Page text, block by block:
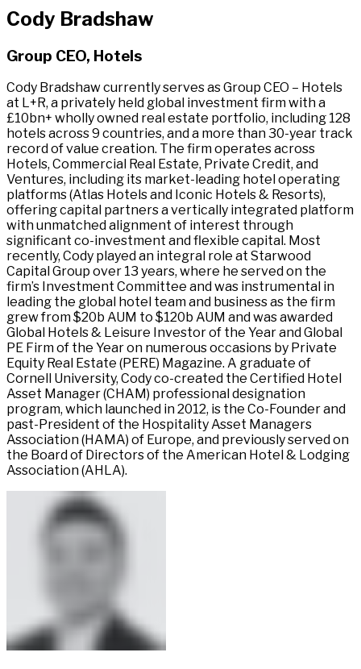
Cody Bradshaw​​​​‌ ‍ ​‍​‍‌‍ ‌ ​‍‌‍‍‌‌‍‌ ‌‍‍‌‌‍ ‍​‍​‍​ ‍‍​‍​‍‌ ​ ‌‍​‌‌‍ ‍‌‍‍‌‌ ‌​‌ ‍‌​‍ ‍‌‍‍‌‌‍ ​‍​‍​‍ ​​‍​‍‌‍‍​‌ ​‍‌‍‌‌‌‍‌‍​‍​‍​ ‍‍​‍​‍‌‍‍​‌ ‌​‌ ‌​‌ ​​‌ ​ ​ ‍‍​‍ ​‍ ‌‍ ​​‍ ‌‌‍​‌‌‍ ‍‌‍‌​​‍ ‌‌ ​‍​‍ ‌‌‍‍​‌‍ ‌ ‌​‌‍‌‌‌‍ ​‌ ​ ​‍ ‌‌ ​ ‌ ‌​‌ ‌‌‌‍‌​‌‍‍‌‌‍ ​‍ ‍‌ ‌‍‌‍‌‌‌ ​‍‌‍​ ‌‍‌‌‌‍ ​​‍ ‍‌‍​‌‌ ​​‌ ​​​‍ ‌‍‍‌‌‍ ‍‌ ‌​‌‍‌‌‌‍ ‍‌ ‌​​‍ ‌‍‌‌‌‍‌​‌‍‍‌‌ ‌​​‍ ‌‍ ‌‌‍ ‌‍‌​‌‍‌‌​ ‌‌ ​​‌ ​‍‌‍‌‌‌ ​ ‌‍‌‌‌‍ ‍‌ ‌​‌‍​‌‌ ‌​‌‍‍‌‌‍ ‌‍ ‍​ ‍ ‌‍‍‌‌‍‌​​ ‌​ ‍​​ ‌‌​ ‌‍​ ‌‍​ ​​​ ‍​​ ​​‌‍​‍​‍ ‌​ ‌‍‌‍​‌​ ​‌‌‍‌‌​‍ ‌​ ‌​​ ‍‌​ ​‌​ ​‌​‍ ‌​ ‍‌​ ​‍​ ‍‌‌‍​‌​‍ ‌‌‍‌‍‌‍‌‍​ ‍​‌‍‌​​ ​‍‌‍​‍‌‍​ ​ ‌‍‌‍​‍​ ​‌​ ‌​‌‍​ ​ ‍ ‌ ‌​‌ ‍‌‌ ​​‌‍‌‌​ ‌‌‍​ ‌‍ ‌ ​‍‌ ​​‌‍ ‌ ​‍‌‍​‌‌ ‌​‌‍‌‌‌‌​​‌‍​‌‌‍‌ ‌‍‌‌​ ‍ ‌ ​​‌‍​‌‌ ‌​‌‍‍​​ ‌‌ ​​‌‍​‌‌‍‌ ‌‍‌‌‌​​‍‌ ‌‌‌‍‍‌‌‍ ​‌‍‌​‌‍‌‌‌ ​‍​‍‌‌​ ‌‌‌​​‍‌‌ ‌‍‍ ‌‍‌‌‌ ‍‌​‍‌‌​ ​ ‌​‌​​‍‌‌​ ​ ‌​‌​​‍‌‌​ ​‍​ ​‍​ ​‍​ ‍​​ ‌ ‌‍‌​‌‍​‌​ ​‌​ ‌ ​ ​ ​ ‍​​ ​​‌‍‌‍‌‍‌‍​‍‌‌​ ​‍​ ​‍​‍‌‌​ ‌‌‌​‌​​‍ ‍‌‍​ ‌‍​‌‌ ​‍‌‍‌​‌ ​ ​‍‌‌​ ‌‌‌​​‍‌‌ ‌‍‍ ‌‍‌‌‌ ‍‌​‍‌‌​ ​ ‌​‌​​‍‌‌​ ​ ‌​‌​​‍‌‌​ ​‍​ ​‍‌‍​‌​ ​‌‌‍‌​​ ‌​​ ​ ​ ‌ ‌‍‌​‌‍‌‍​ ​​‌‍​‍​ ‌ ​ ‌‍‌‍‌‍‌‍‌‌‌‍‌‌​ ‌‍​ ​ ​ ​‌‌‍​‌​ ​‌​ ‌​​ ‌‍​ ‌​‌‍​‌‌‍​‍​ ​‍​ ‍​‌‍​‍​ ​​‌‍‌‌​ ​‍‌‍​ ​‍‌‌​ ​‍​ ​‍​‍‌‌​ ‌‌‌​‌​​‍ ‍‌ ‌​‌‍‍‌‌ ‌​‌‍ ​‌‍‌‌​ ‌‍​‍‌‍​‌‌ ​ ‌‍‌‌‌‌‌‌‌ ​‍‌‍ ​​ ‌‌‍‍​‌ ‌​‌ ‌​‌ ​​‌ ​ ​‍‌‌​ ​ ‌​​‌​‍‌‌​ ​‍‌​‌‍​‍‌‌​ ​‍‌​‌‍‌‍ ​​‍ ‌‌‍​‌‌‍ ‍‌‍‌​​‍ ‌‌ ​‍​‍ ‌‌‍‍​‌‍ ‌ ‌​‌‍‌‌‌‍ ​‌ ​ ​‍ ‌‌ ​ ‌ ‌​‌ ‌‌‌‍‌​‌‍‍‌‌‍ ​‍ ‍‌ ‌‍‌‍‌‌‌ ​‍‌‍​ ‌‍‌‌‌‍ ​​‍ ‍‌‍​‌‌ ​​‌ ​​​‍‌‍‌‍‍‌‌‍‌​​ ‌​ ‍​​ ‌‌​ ‌‍​ ‌‍​ ​​​ ‍​​ ​​‌‍​‍​‍ ‌​ ‌‍‌‍​‌​ ​‌‌‍‌‌​‍ ‌​ ‌​​ ‍‌​ ​‌​ ​‌​‍ ‌​ ‍‌​ ​‍​ ‍‌‌‍​‌​‍ ‌‌‍‌‍‌‍‌‍​ ‍​‌‍‌​​ ​‍‌‍​‍‌‍​ ​ ‌‍‌‍​‍​ ​‌​ ‌​‌‍​ ​‍‌‍‌ ‌​‌ ‍‌‌ ​​‌‍‌‌​ ‌‌‍​ ‌‍ ‌ ​‍‌ ​​‌‍ ‌ ​‍‌‍​‌‌ ‌​‌‍‌‌‌‌​​‌‍​‌‌‍‌ ‌‍‌‌​‍‌‍‌ ​​‌‍​‌‌ ‌​‌‍‍​​ ‌‌ ​​‌‍​‌‌‍‌ ‌‍‌‌‌​​‍‌ ‌‌‌‍‍‌‌‍ ​‌‍‌​‌‍‌‌‌ ​‍​‍‌‌​ ‌‌‌​​‍‌‌ ‌‍‍ ‌‍‌‌‌ ‍‌​‍‌‌​ ​ ‌​‌​​‍‌‌​ ​ ‌​‌​​‍‌‌​ ​‍​ ​‍​ ​‍​ ‍​​ ‌ ‌‍‌​‌‍​‌​ ​‌​ ‌ ​ ​ ​ ‍​​ ​​‌‍‌‍‌‍‌‍​‍‌‌​ ​‍​ ​‍​‍‌‌​ ‌‌‌​‌​​‍ ‍‌‍​ ‌‍​‌‌ ​‍‌‍‌​‌ ​ ​‍‌‌​ ‌‌‌​​‍‌‌ ‌‍‍ ‌‍‌‌‌ ‍‌​‍‌‌​ ​ ‌​‌​​‍‌‌​ ​ ‌​‌​​‍‌‌​ ​‍​ ​‍‌‍​‌​ ​‌‌‍‌​​ ‌​​ ​ ​ ‌ ‌‍‌​‌‍‌‍​ ​​‌‍​‍​ ‌ ​ ‌‍‌‍‌‍‌‍‌‌‌‍‌‌​ ‌‍​ ​ ​ ​‌‌‍​‌​ ​‌​ ‌​​ ‌‍​ ‌​‌‍​‌‌‍​‍​ ​‍​ ‍​‌‍​‍​ ​​‌‍‌‌​ ​‍‌‍​ ​‍‌‌​ ​‍​ ​‍​‍‌‌​ ‌‌‌​‌​​‍ ‍‌ ‌​‌‍‍‌‌ ‌​‌‍ ​‌‍‌‌​‍‌‍‌ ​​‌‍‌‌‌ ​‍‌ ​ ‌ ​​‌‍‌‌‌‍​ ‌ ‌​‌‍‍‌‌ ‌‍‌‍‌‌​ ‌‌ ​​‌ ‌‌‌‍​‍‌‍ ​‌‍‍‌‌ ​ ‌‍‍​‌‍‌‌‌‍‌​​‍​‍‌ ‌​​​​‌ ‍ ​‍​‍‌‍ ‌ ​‍‌‍‍‌‌‍‌ ‌‍‍‌‌‍ ‍​‍​‍​ ‍‍​‍​‍‌ ​ ‌‍​‌‌‍ ‍‌‍‍‌‌ ‌​‌ ‍‌​‍ ‍‌‍‍‌‌‍ ​‍​‍​‍ ​​‍​‍‌‍‍​‌ ​‍‌‍‌‌‌‍‌‍​‍​‍​ ‍‍​‍​‍‌‍‍​‌ ‌​‌ ‌​‌ ​​‌ ​ ​ ‍‍​‍ ​‍ ‌‍ ​​‍ ‌‌‍​‌‌‍ ‍‌‍‌​​‍ ‌‌ ​‍​‍ ‌‌‍‍​‌‍ ‌ ‌​‌‍‌‌‌‍ ​‌ ​ ​‍ ‌‌ ​ ‌ ‌​‌ ‌‌‌‍‌​‌‍‍‌‌‍ ​‍ ‍‌ ‌‍‌‍‌‌‌ ​‍‌‍​ ‌‍‌‌‌‍ ​​‍ ‍‌‍​‌‌ ​​‌ ​​​‍ ‌‍‍‌‌‍ ‍‌ ‌​‌‍‌‌‌‍ ‍‌ ‌​​‍ ‌‍‌‌‌‍‌​‌‍‍‌‌ ‌​​‍ ‌‍ ‌‌‍ ‌‍‌​‌‍‌‌​ ‌‌ ​​‌ ​‍‌‍‌‌‌ ​ ‌‍‌‌‌‍ ‍‌ ‌​‌‍​‌‌ ‌​‌‍‍‌‌‍ ‌‍ ‍​ ‍ ‌‍‍‌‌‍‌​​ ‌​ ‍‌​ ​‍​ ​‌​ ​‍‌‍​‍​ ‍​​ ​​‌‍​‍​‍ ‌‌‍‌‍​ ‌​‌‍‌‌​ ​‌​‍ ‌​ ‌​​ ‌​‌‍​‍‌‍​‌​‍ ‌​ ‍​​ ‌‌​ ‌​‌‍‌‌​‍ ‌‌‍​ ​ ​ ​ ​‌‌‍‌‍​ ‌​‌‍‌​‌‍‌​​ ‍‌​ ​‍‌‍‌‌​ ‌‌‌‍‌​​ ‍ ‌ ‌​‌ ‍‌‌ ​​‌‍‌‌​ ‌‌‍​ ‌‍ ‌ ​‍‌ ​​‌‍ ‌ ​‍‌‍​‌‌ ‌​‌‍‌‌‌‌‌​‌‍‌‌‌‍​‌‌‍ ‌‌​ ‌‌‍‌‌‌‍ ‌‌‍​‍‌‍‌‌‌ ​‍​ ‍ ‌ ​​‌‍​‌‌ ‌​‌‍‍​​ ‌‌‍ ‍‌‍​‌‌‍ ‌‌‍‌‌​ ‌‍​‍‌‍​‌‌ ​ ‌‍‌‌‌‌‌‌‌ ​‍‌‍ ​​ ‌‌‍‍​‌ ‌​‌ ‌​‌ ​​‌ ​ ​‍‌‌​ ​ ‌​​‌​‍‌‌​ ​‍‌​‌‍​‍‌‌​ ​‍‌​‌‍‌‍ ​​‍ ‌‌‍​‌‌‍ ‍‌‍‌​​‍ ‌‌ ​‍​‍ ‌‌‍‍​‌‍ ‌ ‌​‌‍‌‌‌‍ ​‌ ​ ​‍ ‌‌ ​ ‌ ‌​‌ ‌‌‌‍‌​‌‍‍‌‌‍ ​‍ ‍‌ ‌‍‌‍‌‌‌ ​‍‌‍​ ‌‍‌‌‌‍ ​​‍ ‍‌‍​‌‌ ​​‌ ​​​‍‌‍‌‍‍‌‌‍‌​​ ‌​ ‍‌​ ​‍​ ​‌​ ​‍‌‍​‍​ ‍​​ ​​‌‍​‍​‍ ‌‌‍‌‍​ ‌​‌‍‌‌​ ​‌​‍ ‌​ ‌​​ ‌​‌‍​‍‌‍​‌​‍ ‌​ ‍​​ ‌‌​ ‌​‌‍‌‌​‍ ‌‌‍​ ​ ​ ​ ​‌‌‍‌‍​ ‌​‌‍‌​‌‍‌​​ ‍‌​ ​‍‌‍‌‌​ ‌‌‌‍‌​​‍‌‍‌ ‌​‌ ‍‌‌ ​​‌‍‌‌​ ‌‌‍​ ‌‍ ‌ ​‍‌ ​​‌‍ ‌ ​‍‌‍​‌‌ ‌​‌‍‌‌‌‌‌​‌‍‌‌‌‍​‌‌‍ ‌‌​ ‌‌‍‌‌‌‍ ‌‌‍​‍‌‍‌‌‌ ​‍​‍‌‍‌ ​​‌‍​‌‌ ‌​‌‍‍​​ ‌‌‍ ‍‌‍​‌‌‍ ‌‌‍‌‌​‍‌‍‌ ​​‌‍‌‌‌ ​‍‌ ​ ‌ ​​‌‍‌‌‌‍​ ‌ ‌​‌‍‍‌‌ ‌‍‌‍‌‌​ ‌‌ ​​‌ ‌‌‌‍​‍‌‍ ​‌‍‍‌‌ ​ ‌‍‍​‌‍‌‌‌‍‌​​‍​‍‌ ‌
Group CEO, Hotels​​​​‌ ‍ ​‍​‍‌‍ ‌ ​‍‌‍‍‌‌‍‌ ‌‍‍‌‌‍ ‍​‍​‍​ ‍‍​‍​‍‌ ​ ‌‍​‌‌‍ ‍‌‍‍‌‌ ‌​‌ ‍‌​‍ ‍‌‍‍‌‌‍ ​‍​‍​‍ ​​‍​‍‌‍‍​‌ ​‍‌‍‌‌‌‍‌‍​‍​‍​ ‍‍​‍​‍‌‍‍​‌ ‌​‌ ‌​‌ ​​‌ ​ ​ ‍‍​‍ ​‍ ‌‍ ​​‍ ‌‌‍​‌‌‍ ‍‌‍‌​​‍ ‌‌ ​‍​‍ ‌‌‍‍​‌‍ ‌ ‌​‌‍‌‌‌‍ ​‌ ​ ​‍ ‌‌ ​ ‌ ‌​‌ ‌‌‌‍‌​‌‍‍‌‌‍ ​‍ ‍‌ ‌‍‌‍‌‌‌ ​‍‌‍​ ‌‍‌‌‌‍ ​​‍ ‍‌‍​‌‌ ​​‌ ​​​‍ ‌‍‍‌‌‍ ‍‌ ‌​‌‍‌‌‌‍ ‍‌ ‌​​‍ ‌‍‌‌‌‍‌​‌‍‍‌‌ ‌​​‍ ‌‍ ‌‌‍ ‌‍‌​‌‍‌‌​ ‌‌ ​​‌ ​‍‌‍‌‌‌ ​ ‌‍‌‌‌‍ ‍‌ ‌​‌‍​‌‌ ‌​‌‍‍‌‌‍ ‌‍ ‍​ ‍ ‌‍‍‌‌‍‌​​ ‌​ ‍‌​ ​‍​ ​‌​ ​‍‌‍​‍​ ‍​​ ​​‌‍​‍​‍ ‌‌‍‌‍​ ‌​‌‍‌‌​ ​‌​‍ ‌​ ‌​​ ‌​‌‍​‍‌‍​‌​‍ ‌​ ‍​​ ‌‌​ ‌​‌‍‌‌​‍ ‌‌‍​ ​ ​ ​ ​‌‌‍‌‍​ ‌​‌‍‌​‌‍‌​​ ‍‌​ ​‍‌‍‌‌​ ‌‌‌‍‌​​ ‍ ‌ ‌​‌ ‍‌‌ ​​‌‍‌‌​ ‌‌‍​ ‌‍ ‌ ​‍‌ ​​‌‍ ‌ ​‍‌‍​‌‌ ‌​‌‍‌‌‌‌‌​‌‍‌‌‌‍​‌‌‍ ‌‌​ ‌‌‍‌‌‌‍ ‌‌‍​‍‌‍‌‌‌ ​‍​ ‍ ‌ ​​‌‍​‌‌ ‌​‌‍‍​​ ‌‌ ​‍‌‍ ‌‍ ​‌‍‌‌​ ‌‍​‍‌‍​‌‌ ​ ‌‍‌‌‌‌‌‌‌ ​‍‌‍ ​​ ‌‌‍‍​‌ ‌​‌ ‌​‌ ​​‌ ​ ​‍‌‌​ ​ ‌​​‌​‍‌‌​ ​‍‌​‌‍​‍‌‌​ ​‍‌​‌‍‌‍ ​​‍ ‌‌‍​‌‌‍ ‍‌‍‌​​‍ ‌‌ ​‍​‍ ‌‌‍‍​‌‍ ‌ ‌​‌‍‌‌‌‍ ​‌ ​ ​‍ ‌‌ ​ ‌ ‌​‌ ‌‌‌‍‌​‌‍‍‌‌‍ ​‍ ‍‌ ‌‍‌‍‌‌‌ ​‍‌‍​ ‌‍‌‌‌‍ ​​‍ ‍‌‍​‌‌ ​​‌ ​​​‍‌‍‌‍‍‌‌‍‌​​ ‌​ ‍‌​ ​‍​ ​‌​ ​‍‌‍​‍​ ‍​​ ​​‌‍​‍​‍ ‌‌‍‌‍​ ‌​‌‍‌‌​ ​‌​‍ ‌​ ‌​​ ‌​‌‍​‍‌‍​‌​‍ ‌​ ‍​​ ‌‌​ ‌​‌‍‌‌​‍ ‌‌‍​ ​ ​ ​ ​‌‌‍‌‍​ ‌​‌‍‌​‌‍‌​​ ‍‌​ ​‍‌‍‌‌​ ‌‌‌‍‌​​‍‌‍‌ ‌​‌ ‍‌‌ ​​‌‍‌‌​ ‌‌‍​ ‌‍ ‌ ​‍‌ ​​‌‍ ‌ ​‍‌‍​‌‌ ‌​‌‍‌‌‌‌‌​‌‍‌‌‌‍​‌‌‍ ‌‌​ ‌‌‍‌‌‌‍ ‌‌‍​‍‌‍‌‌‌ ​‍​‍‌‍‌ ​​‌‍​‌‌ ‌​‌‍‍​​ ‌‌ ​‍‌‍ ‌‍ ​‌‍‌‌​‍‌‍‌ ​​‌‍‌‌‌ ​‍‌ ​ ‌ ​​‌‍‌‌‌‍​ ‌ ‌​‌‍‍‌‌ ‌‍‌‍‌‌​ ‌‌ ​​‌ ‌‌‌‍​‍‌‍ ​‌‍‍‌‌ ​ ‌‍‍​‌‍‌‌‌‍‌​​‍​‍‌ ‌
Cody Bradshaw currently serves as Group CEO – Hotels
at L+R, a privately held global investment firm with a
£10bn+ wholly owned real estate portfolio, including 128
hotels across 9 countries, and a more than 30-year track
record of value creation. The firm operates across
Hotels, Commercial Real Estate, Private Credit, and
Ventures, including its market-leading hotel operating
platforms (Atlas Hotels and Iconic Hotels & Resorts),
offering capital partners a vertically integrated platform
with unmatched alignment of interest through
significant co-investment and flexible capital. Most
recently, Cody played an integral role at Starwood
Capital Group over 13 years, where he served on the
firm’s Investment Committee and was instrumental in
leading the global hotel team and business as the firm
grew from $20b AUM to $120b AUM and was awarded
Global Hotels & Leisure Investor of the Year and Global
PE Firm of the Year on numerous occasions by Private
Equity Real Estate (PERE) Magazine. A graduate of
Cornell University, Cody co-created the Certified Hotel
Asset Manager (CHAM) professional designation
program, which launched in 2012, is the Co-Founder and
past-President of the Hospitality Asset Managers
Association (HAMA) of Europe, and previously served on
the Board of Directors of the American Hotel & Lodging
Association (AHLA).​​​​‌ ‍ ​‍​‍‌‍ ‌ ​‍‌‍‍‌‌‍‌ ‌‍‍‌‌‍ ‍​‍​‍​ ‍‍​‍​‍‌ ​ ‌‍​‌‌‍ ‍‌‍‍‌‌ ‌​‌ ‍‌​‍ ‍‌‍‍‌‌‍ ​‍​‍​‍ ​​‍​‍‌‍‍​‌ ​‍‌‍‌‌‌‍‌‍​‍​‍​ ‍‍​‍​‍‌‍‍​‌ ‌​‌ ‌​‌ ​​‌ ​ ​ ‍‍​‍ ​‍ ‌‍ ​​‍ ‌‌‍​‌‌‍ ‍‌‍‌​​‍ ‌‌ ​‍​‍ ‌‌‍‍​‌‍ ‌ ‌​‌‍‌‌‌‍ ​‌ ​ ​‍ ‌‌ ​ ‌ ‌​‌ ‌‌‌‍‌​‌‍‍‌‌‍ ​‍ ‍‌ ‌‍‌‍‌‌‌ ​‍‌‍​ ‌‍‌‌‌‍ ​​‍ ‍‌‍​‌‌ ​​‌ ​​​‍ ‌‍‍‌‌‍ ‍‌ ‌​‌‍‌‌‌‍ ‍‌ ‌​​‍ ‌‍‌‌‌‍‌​‌‍‍‌‌ ‌​​‍ ‌‍ ‌‌‍ ‌‍‌​‌‍‌‌​ ‌‌ ​​‌ ​‍‌‍‌‌‌ ​ ‌‍‌‌‌‍ ‍‌ ‌​‌‍​‌‌ ‌​‌‍‍‌‌‍ ‌‍ ‍​ ‍ ‌‍‍‌‌‍‌​​ ‌​ ‍‌​ ​‍​ ​‌​ ​‍‌‍​‍​ ‍​​ ​​‌‍​‍​‍ ‌‌‍‌‍​ ‌​‌‍‌‌​ ​‌​‍ ‌​ ‌​​ ‌​‌‍​‍‌‍​‌​‍ ‌​ ‍​​ ‌‌​ ‌​‌‍‌‌​‍ ‌‌‍​ ​ ​ ​ ​‌‌‍‌‍​ ‌​‌‍‌​‌‍‌​​ ‍‌​ ​‍‌‍‌‌​ ‌‌‌‍‌​​ ‍ ‌ ‌​‌ ‍‌‌ ​​‌‍‌‌​ ‌‌‍​ ‌‍ ‌ ​‍‌ ​​‌‍ ‌ ​‍‌‍​‌‌ ‌​‌‍‌‌‌‌‌​‌‍‌‌‌‍​‌‌‍ ‌‌​ ‌‌‍‌‌‌‍ ‌‌‍​‍‌‍‌‌‌ ​‍​ ‍ ‌ ​​‌‍​‌‌ ‌​‌‍‍​​ ‌‌‍​‍‌‍‍‌‌‍ ​ ‌‍​‍‌‍​‌‌ ​ ‌‍‌‌‌‌‌‌‌ ​‍‌‍ ​​ ‌‌‍‍​‌ ‌​‌ ‌​‌ ​​‌ ​ ​‍‌‌​ ​ ‌​​‌​‍‌‌​ ​‍‌​‌‍​‍‌‌​ ​‍‌​‌‍‌‍ ​​‍ ‌‌‍​‌‌‍ ‍‌‍‌​​‍ ‌‌ ​‍​‍ ‌‌‍‍​‌‍ ‌ ‌​‌‍‌‌‌‍ ​‌ ​ ​‍ ‌‌ ​ ‌ ‌​‌ ‌‌‌‍‌​‌‍‍‌‌‍ ​‍ ‍‌ ‌‍‌‍‌‌‌ ​‍‌‍​ ‌‍‌‌‌‍ ​​‍ ‍‌‍​‌‌ ​​‌ ​​​‍‌‍‌‍‍‌‌‍‌​​ ‌​ ‍‌​ ​‍​ ​‌​ ​‍‌‍​‍​ ‍​​ ​​‌‍​‍​‍ ‌‌‍‌‍​ ‌​‌‍‌‌​ ​‌​‍ ‌​ ‌​​ ‌​‌‍​‍‌‍​‌​‍ ‌​ ‍​​ ‌‌​ ‌​‌‍‌‌​‍ ‌‌‍​ ​ ​ ​ ​‌‌‍‌‍​ ‌​‌‍‌​‌‍‌​​ ‍‌​ ​‍‌‍‌‌​ ‌‌‌‍‌​​‍‌‍‌ ‌​‌ ‍‌‌ ​​‌‍‌‌​ ‌‌‍​ ‌‍ ‌ ​‍‌ ​​‌‍ ‌ ​‍‌‍​‌‌ ‌​‌‍‌‌‌‌‌​‌‍‌‌‌‍​‌‌‍ ‌‌​ ‌‌‍‌‌‌‍ ‌‌‍​‍‌‍‌‌‌ ​‍​‍‌‍‌ ​​‌‍​‌‌ ‌​‌‍‍​​ ‌‌‍​‍‌‍‍‌‌‍ ​‍‌‍‌ ​​‌‍‌‌‌ ​‍‌ ​ ‌ ​​‌‍‌‌‌‍​ ‌ ‌​‌‍‍‌‌ ‌‍‌‍‌‌​ ‌‌ ​​‌ ‌‌‌‍​‍‌‍ ​‌‍‍‌‌ ​ ‌‍‍​‌‍‌‌‌‍‌​​‍​‍‌ ‌